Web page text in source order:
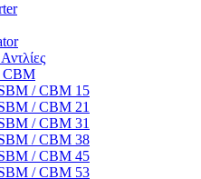
CBM
/ CBM 15
/ CBM 21
/ CBM 31
/ CBM 38
/ CBM 45
/ CBM 53